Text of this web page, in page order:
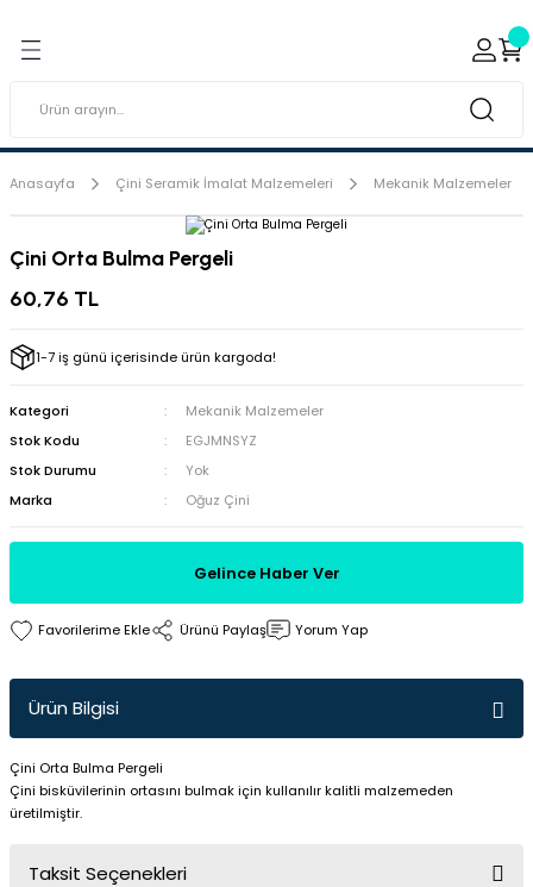
Porselen Boyaları (Toz
Kabartma Boyaları
Tabaklar
Anasayfa Çini Seramik İmalat Malzemeleri Mekanik Malzemeler
Çini Orta Bulma Pergeli
60,76 TL
1-7 iş günü içerisinde ürün kargoda!
Kategori
Mekanik Malzemeler
Stok Kodu
EGJMNSYZ
Stok Durumu
Yok
Marka
Oğuz Çini
Gelince Haber Ver
Ürünü Paylaş Yorum Yap
Ürün Bilgisi
Çini Orta Bulma Pergeli
Çini bisküvilerinin ortasını bulmak için kullanılır kalitli malzemeden
üretilmiştir.
Taksit Seçenekleri